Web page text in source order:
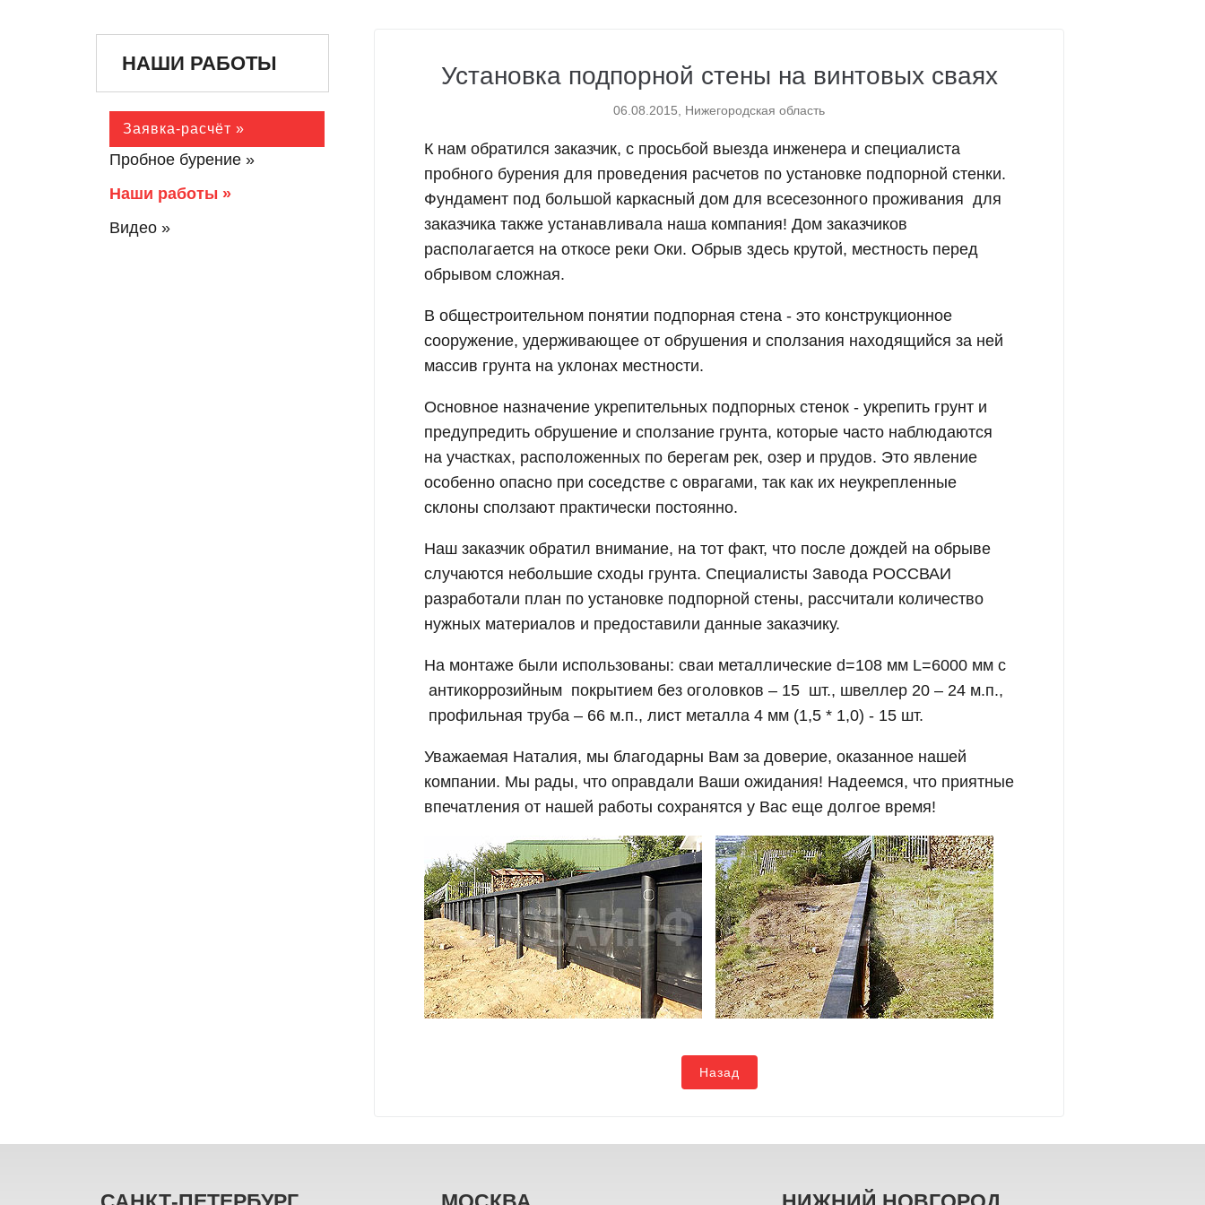
НАШИ РАБОТЫ
Заявка-расчёт »
Пробное бурение »
Наши работы »
Видео »
Установка подпорной стены на винтовых сваях
06.08.2015, Нижегородская область
К нам обратился заказчик, с просьбой выезда инженера и специалиста
пробного бурения для проведения расчетов по установке подпорной стенки.
Фундамент под большой каркасный дом для всесезонного проживания для
заказчика также устанавливала наша компания! Дом заказчиков
располагается на откосе реки Оки. Обрыв здесь крутой, местность перед
обрывом сложная.
В общестроительном понятии подпорная стена - это конструкционное
сооружение, удерживающее от обрушения и сползания находящийся за ней
массив грунта на уклонах местности.
Основное назначение укрепительных подпорных стенок - укрепить грунт и
предупредить обрушение и сползание грунта, которые часто наблюдаются
на участках, расположенных по берегам рек, озер и прудов. Это явление
особенно опасно при соседстве с оврагами, так как их неукрепленные
склоны сползают практически постоянно.
Наш заказчик обратил внимание, на тот факт, что после дождей на обрыве
случаются небольшие сходы грунта. Специалисты Завода РОССВАИ
разработали план по установке подпорной стены, рассчитали количество
нужных материалов и предоставили данные заказчику.
На монтаже были использованы: сваи металлические d=108 мм L=6000 мм с
антикоррозийным покрытием без оголовков – 15 шт., швеллер 20 – 24 м.п.,
профильная труба – 66 м.п., лист металла 4 мм (1,5 * 1,0) - 15 шт.
Уважаемая Наталия, мы благодарны Вам за доверие, оказанное нашей
компании. Мы рады, что оправдали Ваши ожидания! Надеемся, что приятные
впечатления от нашей работы сохранятся у Вас еще долгое время!
Назад